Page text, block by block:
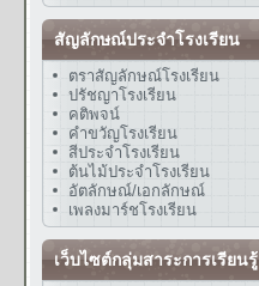
สัญลักษณ์ประจำโรงเรียน
ตราสัญลักษณ์โรงเรียน
ปรัชญาโรงเรียน
คติพจน์
คำขวัญโรงเรียน
สีประจำโรงเรียน
ต้นไม้ประจำโรงเรียน
อัตลักษณ์/เอกลักษณ์
เพลงมาร์ชโรงเรียน
เว็บไซต์กลุ่มสาระการเรียนรู้